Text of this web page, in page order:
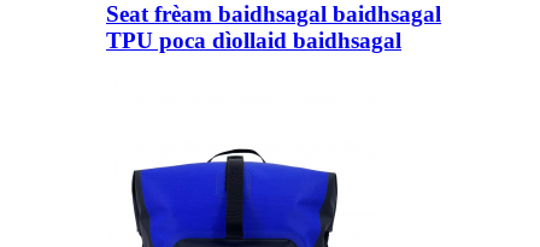
Seat frèam baidhsagal baidhsagal
TPU poca dìollaid baidhsagal